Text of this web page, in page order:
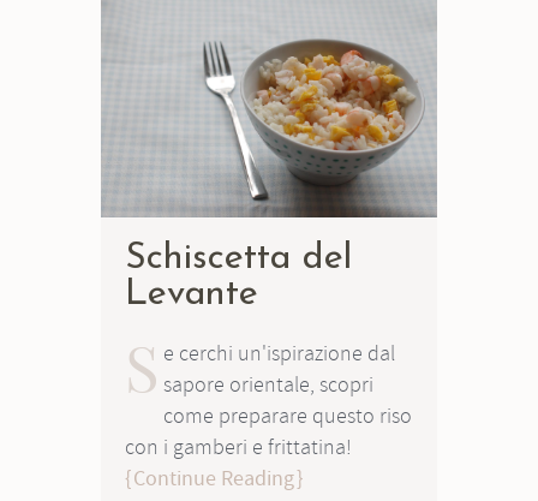
Schiscetta del
Levante
S e cerchi un'ispirazione dal
sapore orientale, scopri
come preparare questo riso
con i gamberi e frittatina!
Continue Reading